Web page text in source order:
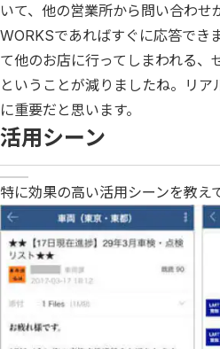
いて、他の営業所から問い合わせ
WORKSであればすぐに応答でき
て他のお店に行ってしまわれる、
ということが減りましたね。リ
に重要だと思います。
活用シーン
特に効果の高い活用シーンを教え